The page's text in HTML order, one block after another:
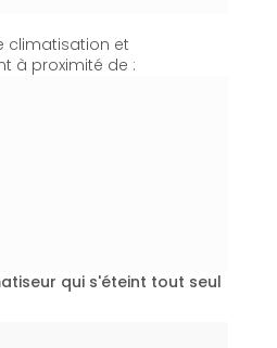
climatisation et
à proximité de :
qui s'éteint tout seul